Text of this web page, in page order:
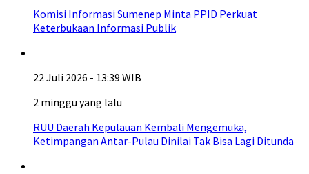
Komisi Informasi Sumenep Minta PPID Perkuat
Keterbukaan Informasi Publik
22 Juli 2026 - 13:39 WIB
2 minggu yang lalu
RUU Daerah Kepulauan Kembali Mengemuka,
Ketimpangan Antar-Pulau Dinilai Tak Bisa Lagi Ditunda